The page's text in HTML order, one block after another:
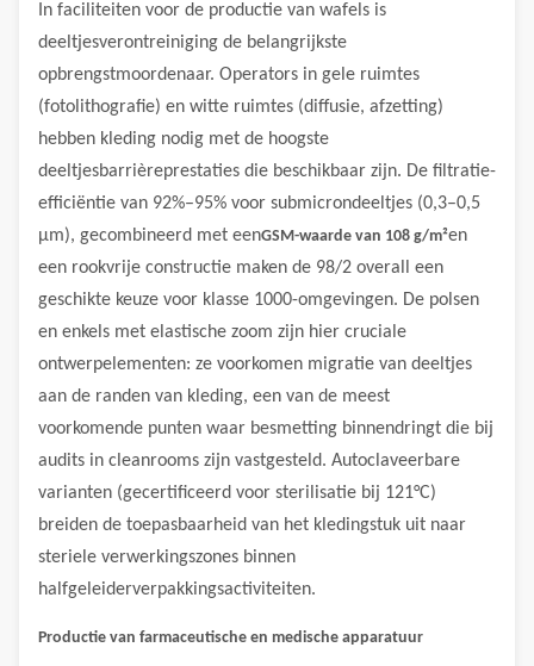
In faciliteiten voor de productie van wafels is
deeltjesverontreiniging de belangrijkste
opbrengstmoordenaar. Operators in gele ruimtes
(fotolithografie) en witte ruimtes (diffusie, afzetting)
hebben kleding nodig met de hoogste
deeltjesbarrièreprestaties die beschikbaar zijn. De filtratie-
efficiëntie van 92%–95% voor submicrondeeltjes (0,3–0,5
μm), gecombineerd met eenGSM-waarde van 108 g/m²en
een rookvrije constructie maken de 98/2 overall een
geschikte keuze voor klasse 1000-omgevingen. De polsen
en enkels met elastische zoom zijn hier cruciale
ontwerpelementen: ze voorkomen migratie van deeltjes
aan de randen van kleding, een van de meest
voorkomende punten waar besmetting binnendringt die bij
audits in cleanrooms zijn vastgesteld. Autoclaveerbare
varianten (gecertificeerd voor sterilisatie bij 121°C)
breiden de toepasbaarheid van het kledingstuk uit naar
steriele verwerkingszones binnen
halfgeleiderverpakkingsactiviteiten.
Productie van farmaceutische en medische apparatuur